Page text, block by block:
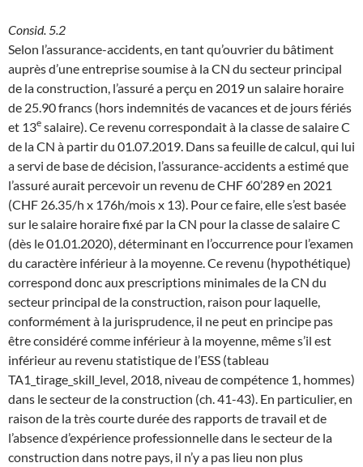
Consid. 5.2
Selon l’assurance-accidents, en tant qu’ouvrier du bâtiment
auprès d’une entreprise soumise à la CN du secteur principal
de la construction, l’assuré a perçu en 2019 un salaire horaire
de 25.90 francs (hors indemnités de vacances et de jours fériés
et 13e salaire). Ce revenu correspondait à la classe de salaire C
de la CN à partir du 01.07.2019. Dans sa feuille de calcul, qui lui
a servi de base de décision, l’assurance-accidents a estimé que
l’assuré aurait percevoir un revenu de CHF 60’289 en 2021
(CHF 26.35/h x 176h/mois x 13). Pour ce faire, elle s’est basée
sur le salaire horaire fixé par la CN pour la classe de salaire C
(dès le 01.01.2020), déterminant en l’occurrence pour l’examen
du caractère inférieur à la moyenne. Ce revenu (hypothétique)
correspond donc aux prescriptions minimales de la CN du
secteur principal de la construction, raison pour laquelle,
conformément à la jurisprudence, il ne peut en principe pas
être considéré comme inférieur à la moyenne, même s’il est
inférieur au revenu statistique de l’ESS (tableau
TA1_tirage_skill_level, 2018, niveau de compétence 1, hommes)
dans le secteur de la construction (ch. 41-43). En particulier, en
raison de la très courte durée des rapports de travail et de
l’absence d’expérience professionnelle dans le secteur de la
construction dans notre pays, il n’y a pas lieu non plus